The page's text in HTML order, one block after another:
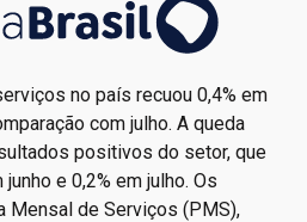
no país recuou 0,4% em
com julho. A queda
positivos do setor, que
e 0,2% em julho. Os
Mensal de Serviços (PMS),